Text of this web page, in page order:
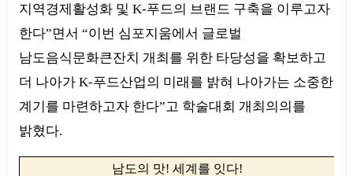
지역경제활성화 및 K-푸드의 브랜드 구축을 이루고자
한다”면서 “이번 심포지움에서 글로벌
남도음식문화큰잔치 개최를 위한 타당성을 확보하고
더 나아가 K-푸드산업의 미래를 밝혀 나아가는 소중한
계기를 마련하고자 한다”고 학술대회 개최의의를
밝혔다.
남도의 맛! 세계를 잇다!